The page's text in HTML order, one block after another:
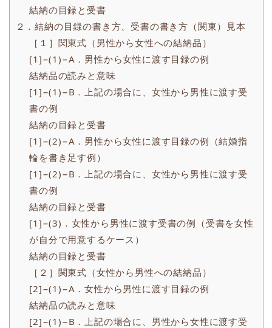
結納の目録と受書
２．結納の目録の書き方、受書の書き方（関東）見本
［１］関東式（男性から女性への結納品）
[1]−(1)−A．男性から女性に渡す目録の例
結納品の読みと意味
[1]−(1)−B．上記の場合に、女性から男性に渡す受
書の例
結納の目録と受書
[1]−(2)−A．男性から女性に渡す目録の例（結婚指
輪を書き足す例）
[1]−(2)−B．上記の場合に、女性から男性に渡す受
書の例
結納の目録と受書
[1]−(3)．女性から男性に渡す受書の例（受書を女性
が自分で用意するケース）
結納の目録と受書
［２］関東式（女性から男性への結納品）
[2]−(1)−A．女性から男性に渡す目録の例
結納品の読みと意味
[2]−(1)−B．上記の場合に、男性から女性に渡す受